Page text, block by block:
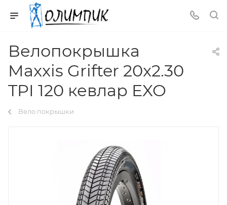
Велопокрышка
Maxxis Grifter 20x2.30
TPI 120 кевлар EXO
Вело покрышки